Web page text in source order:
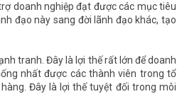
doanh nghiệp đạt được các mục tiêu
đạo này sang đời lãnh đạo khác, tạo
tranh. Đây là lợi thế rất lớn để doanh
nhất được các thành viên trong tổ
Đây là lợi thế tuyệt đối trong môi